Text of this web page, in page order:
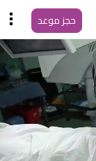
حجز موعد